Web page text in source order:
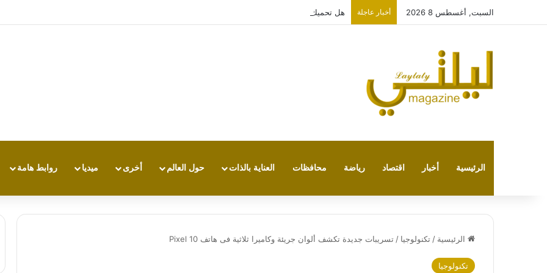
السبت, أغسطس 8 2026 أخبار عاجلة هل تحميك الساونا من الطقس القاسي؟.. دراسة تكشف علاقة الحرارة بالقدرة على التحمل
الرئيسية أخبار اقتصاد رياضة محافظات العناية بالذات حول العالم أخرى ميديا روابط هامة
الرئيسية / تكنولوجيا / تسريبات جديدة تكشف ألوان جريئة وكاميرا ثلاثية فى هاتف Pixel 10
تكنولوجيا